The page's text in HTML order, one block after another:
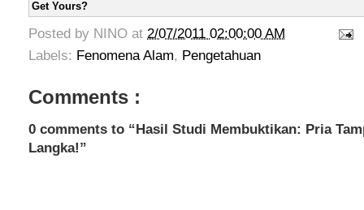
Get Yours?
Posted by NINO at 2/07/2011 02:00:00 AM
Labels: Fenomena Alam, Pengetahuan
Comments :
0 comments to “Hasil Studi Membuktikan: Pria
Langka!”